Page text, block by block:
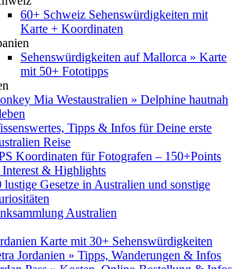
60+ Schweiz Sehenswürdigkeiten mit
Karte + Koordinaten
Sehenswürdigkeiten auf Mallorca » Karte
mit 50+ Fototipps
Mia Westaustralien » Delphine hautnah
Tipps & Infos für Deine erste
Reise
Koordinaten für Fotografen – 150+Points
& Highlights
lustige Gesetze in Australien und sonstige
Australien
Karte mit 30+ Sehenswürdigkeiten
Jordanien » Tipps, Wanderungen & Infos